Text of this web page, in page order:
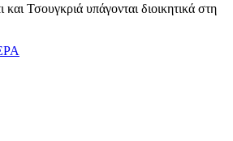
και Τσουγκριά υπάγονται διοικητικά στη